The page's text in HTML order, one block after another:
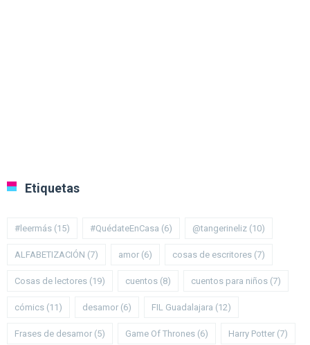
Etiquetas
#leermás (15) #QuédateEnCasa (6) @tangerineliz (10)
ALFABETIZACIÓN (7) amor (6) cosas de escritores (7)
Cosas de lectores (19) cuentos (8) cuentos para niños (7)
cómics (11) desamor (6) FIL Guadalajara (12)
Frases de desamor (5) Game Of Thrones (6) Harry Potter (7)